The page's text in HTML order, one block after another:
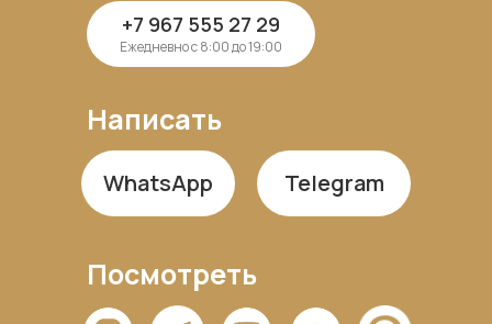
+7 967 555 27 29
Ежедневно с 8:00 до 19:00
Написать
Посмотреть
WhatsApp Telegram